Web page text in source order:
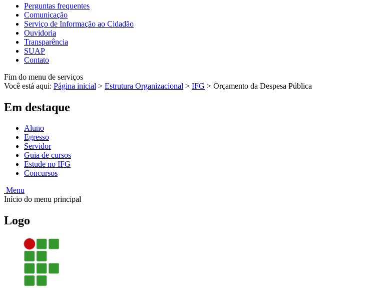
Perguntas frequentes
Comunicação
Serviço de Informação ao Cidadão
Ouvidoria
Transparência
SUAP
Contato
Fim do menu de serviços
Você está aqui: Página inicial > Estrutura Organizacional > IFG > Orçamento da Despesa Pública
Em destaque
Aluno
Egresso
Servidor
Guia de cursos
Estude no IFG
Concursos
Menu
Início do menu principal
Logo